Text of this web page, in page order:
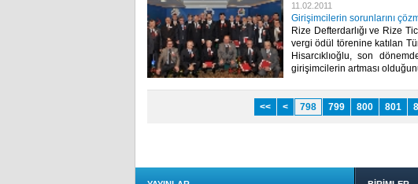
11.02.2011
Girişimcilerin sorunlarını
Rize Defterdarlığı ve Rize
vergi ödül törenine katılan
Hisarcıklıoğlu, son
girişimcilerin artması
<< < 798 799 800 801